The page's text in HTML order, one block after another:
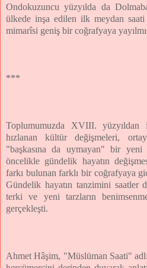
Ondokuzuncu yüzyılda da
ülkede inşa edilen ilk meydan
mimarîsi geniş bir coğrafyaya
***
Toplumumuzda XVIII. yüzyıldan
hızlanan kültür değişmeleri,
"başkasına da uymayan" bir
öncelikle gündelik hayatın
farkı bulunan farklı bir coğrafyaya
Gündelik hayatın tanzimini saatler
terki ve yeni tarzların
gerçekleşti.
Ahmet Hâşim, "Müslüman Saati"